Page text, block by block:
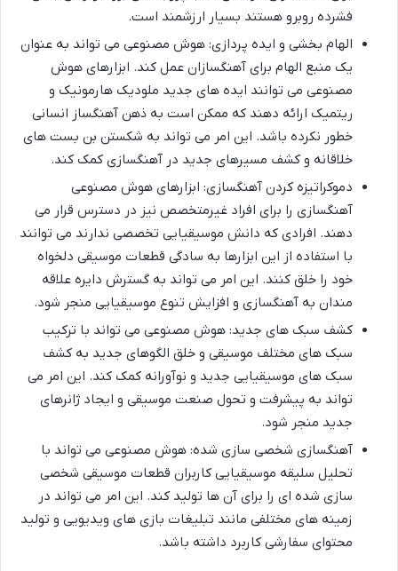
فشرده روبرو هستند بسیار ارزشمند است.
الهام بخشی و ایده پردازی: هوش مصنوعی می تواند به عنوان
یک منبع الهام برای آهنگسازان عمل کند. ابزارهای هوش
مصنوعی می توانند ایده های جدید ملودیک هارمونیک و
ریتمیک ارائه دهند که ممکن است به ذهن آهنگساز انسانی
خطور نکرده باشد. این امر می تواند به شکستن بن بست های
خلاقانه و کشف مسیرهای جدید در آهنگسازی کمک کند.
دموکراتیزه کردن آهنگسازی: ابزارهای هوش مصنوعی
آهنگسازی را برای افراد غیرمتخصص نیز در دسترس قرار می
دهند. افرادی که دانش موسیقیایی تخصصی ندارند می توانند
با استفاده از این ابزارها به سادگی قطعات موسیقی دلخواه
خود را خلق کنند. این امر می تواند به گسترش دایره علاقه
مندان به آهنگسازی و افزایش تنوع موسیقیایی منجر شود.
کشف سبک های جدید: هوش مصنوعی می تواند با ترکیب
سبک های مختلف موسیقی و خلق الگوهای جدید به کشف
سبک های موسیقیایی جدید و نوآورانه کمک کند. این امر می
تواند به پیشرفت و تحول صنعت موسیقی و ایجاد ژانرهای
جدید منجر شود.
آهنگسازی شخصی سازی شده: هوش مصنوعی می تواند با
تحلیل سلیقه موسیقیایی کاربران قطعات موسیقی شخصی
سازی شده ای را برای آن ها تولید کند. این امر می تواند در
زمینه های مختلفی مانند تبلیغات بازی های ویدیویی و تولید
محتوای سفارشی کاربرد داشته باشد.